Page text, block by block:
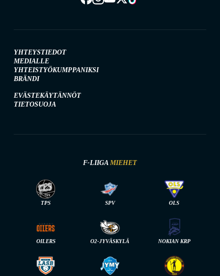
YHTEYSTIEDOT
MEDIALLE
YHTEISTYÖKUMPPANIKSI
BRÄNDI
EVÄSTEKÄYTÄNNÖT
TIETOSUOJA
F-LIIGA MIEHET
TPS SPV OLS
OILERS O2-JYVÄSKYLÄ NOKIAN KRP